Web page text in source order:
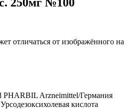
отличаться от изображённого на
PHARBIL Arzneimittel/Германия
Урсодезоксихолевая кислота